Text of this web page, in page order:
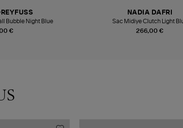
€
Bubble Night Blue
266,00 €
NADIA DAFRI
Sac Midiye Clutch Light